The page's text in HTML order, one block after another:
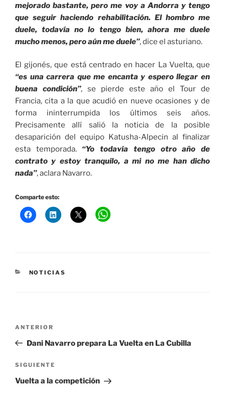
mejorado bastante, pero me voy a Andorra y tengo
que seguir haciendo rehabilitación. El hombro me
duele, todavía no lo tengo bien, ahora me duele
mucho menos, pero aún me duele”, dice el asturiano.
El gijonés, que está centrado en hacer La Vuelta, que
“es una carrera que me encanta y espero llegar en
buena condición”, se pierde este año el Tour de
Francia, cita a la que acudió en nueve ocasiones y de
forma ininterrumpida los últimos seis años.
Precisamente allí salió la noticia de la posible
desaparición del equipo Katusha-Alpecin al finalizar
esta temporada. “Yo todavía tengo otro año de
contrato y estoy tranquilo, a mi no me han dicho
nada”, aclara Navarro.
Comparte esto:
CATEGORÍAS
NOTICIAS
entradas
Entrada
anterior:
ANTERIOR
Dani Navarro prepara La Vuelta en La Cubilla
Siguiente
entrada
SIGUIENTE
Vuelta a la competición